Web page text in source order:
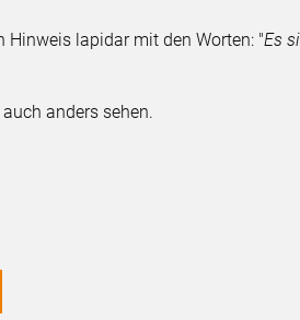
Hinweis lapidar mit den Worten: "Es
anders sehen.